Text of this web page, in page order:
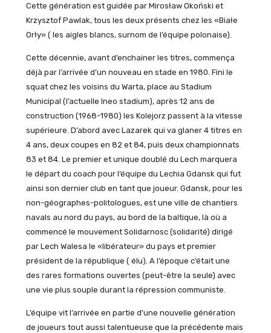
Cette génération est guidée par Mirosław Okoński et
Krzysztof Pawlak, tous les deux présents chez les «Białe
Orły» ( les aigles blancs, surnom de l’équipe polonaise).
Cette décennie, avant d’enchainer les titres, commença
déjà par l’arrivée d’un nouveau en stade en 1980. Fini le
squat chez les voisins du Warta, place au Stadium
Municipal (l’actuelle Ineo stadium), après 12 ans de
construction (1968-1980) les Kolejorz passent à la vitesse
supérieure. D’abord avec Lazarek qui va glaner 4 titres en
4 ans, deux coupes en 82 et 84, puis deux championnats
83 et 84. Le premier et unique doublé du Lech marquera
le départ du coach pour l’équipe du Lechia Gdansk qui fut
ainsi son dernier club en tant que joueur. Gdansk, pour les
non-géographes-politologues, est une ville de chantiers
navals au nord du pays, au bord de la baltique, là où a
commencé le mouvement Solidarnosc (solidarité) dirigé
par Lech Walesa le «libérateur» du pays et premier
président de la république ( élu). A l’époque c’était une
des rares formations ouvertes (peut-être la seule) avec
une vie plus souple durant la répression communiste.
L’équipe vit l’arrivée en partie d’une nouvelle génération
de joueurs tout aussi talentueuse que la précédente mais